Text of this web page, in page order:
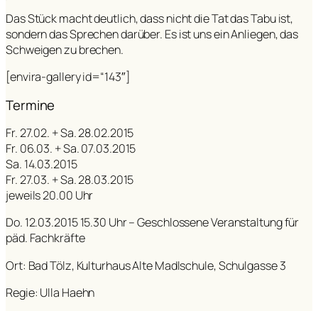
Das Stück macht deutlich, dass nicht die Tat das Tabu ist,
sondern das Sprechen darüber. Es ist uns ein Anliegen, das
Schweigen zu brechen.
[envira-gallery id=“143″]
Termine
Fr. 27.02. + Sa. 28.02.2015
Fr. 06.03. + Sa. 07.03.2015
Sa. 14.03.2015
Fr. 27.03. + Sa. 28.03.2015
jeweils 20.00 Uhr
Do. 12.03.2015 15.30 Uhr – Geschlossene Veranstaltung für
päd. Fachkräfte
Ort: Bad Tölz, Kulturhaus Alte Madlschule, Schulgasse 3
Regie: Ulla Haehn